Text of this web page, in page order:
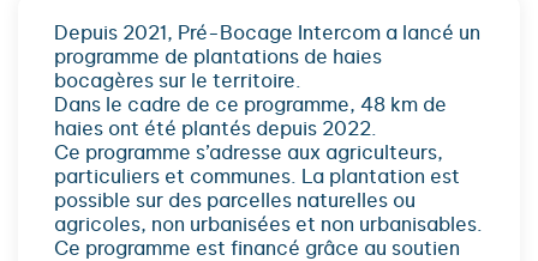
Depuis 2021, Pré-Bocage Intercom a lancé un
programme de plantations de haies
bocagères sur le territoire.
Dans le cadre de ce programme, 48 km de
haies ont été plantés depuis 2022.
Ce programme s’adresse aux agriculteurs,
particuliers et communes. La plantation est
possible sur des parcelles naturelles ou
agricoles, non urbanisées et non urbanisables.
Ce programme est financé grâce au soutien